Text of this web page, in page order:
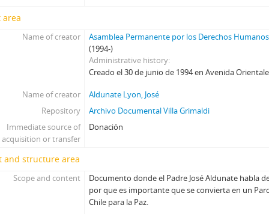
area
Name of creator
Asamblea Permanente por los Derechos Humanos
(1994-)
Administrative history
Creado el 30 de junio de 1994 en Avenida
Name of creator
Aldunate Lyon, José
Repository
Archivo Documental Villa Grimaldi
Immediate source of
acquisition or transfer
Donación
and structure area
Scope and content
Documento donde el Padre José Aldunate habla
por que es importante que se convierta en un
Chile para la Paz.